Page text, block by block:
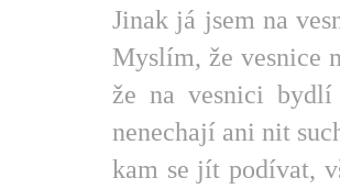
Jinak já jsem na
Myslím, že vesnice
že na vesnici
nenechají ani nit
kam se jít podívat,